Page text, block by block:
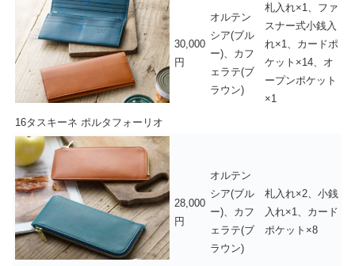
16タスキーネ ポルタフォーリオ
30,000
円
オルテン
シア(ブル
ー)、カフ
ェラテ(ブ
ラウン)
札入れ×1、ファ
スナー式小銭入
れ×1、カードポ
ケット×14、オ
ープンポケット
×1
28,000
円
オルテン
シア(ブル
ー)、カフ
ェラテ(ブ
ラウン)
札入れ×2、小銭
入れ×1、カード
ポケット×8